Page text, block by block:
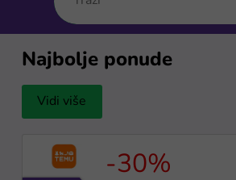
Najbolje ponude
Vidi više
-30%